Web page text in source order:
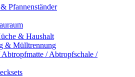
Pfannenständer
& Haushalt
& Mülltrennung
/ Abtropfschale /